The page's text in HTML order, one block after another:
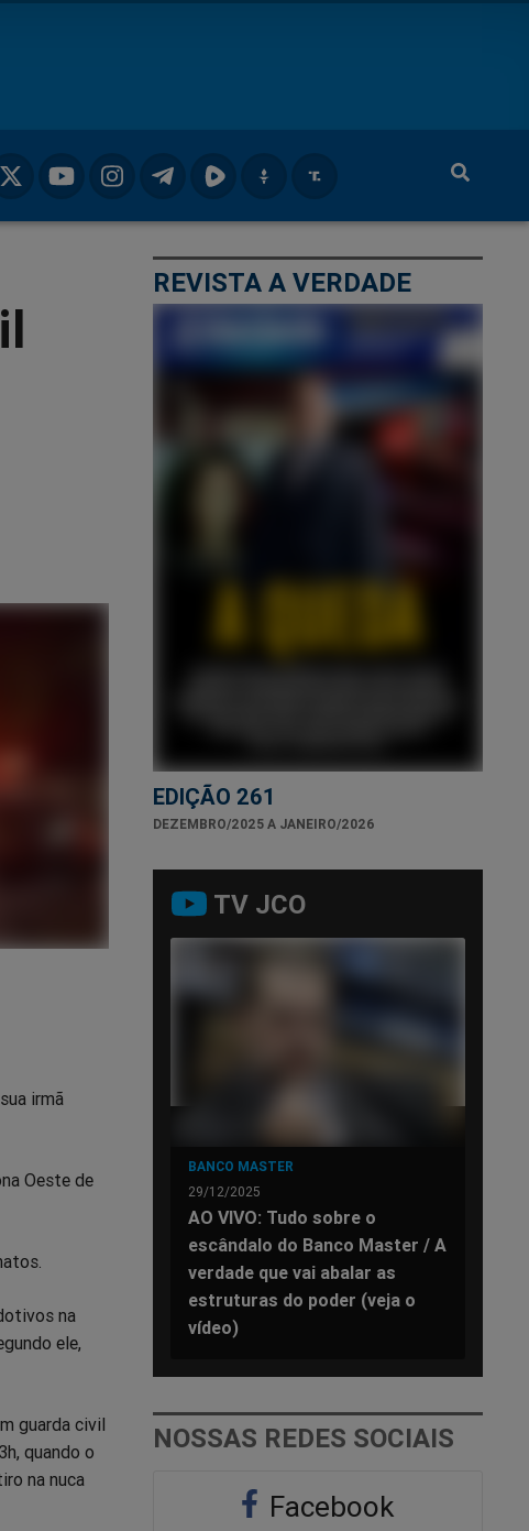
irmã
Oeste de
na
ele,
guarda civil
quando o
na nuca
REVISTA A VERDADE
EDIÇÃO 261
DEZEMBRO/2025 A JANEIRO/2026
TV JCO
BANCO MASTER
29/12/2025
AO VIVO: Tudo sobre o
escândalo do Banco Master / A
verdade que vai abalar as
estruturas do poder (veja o
vídeo)
NOSSAS REDES SOCIAIS
Facebook